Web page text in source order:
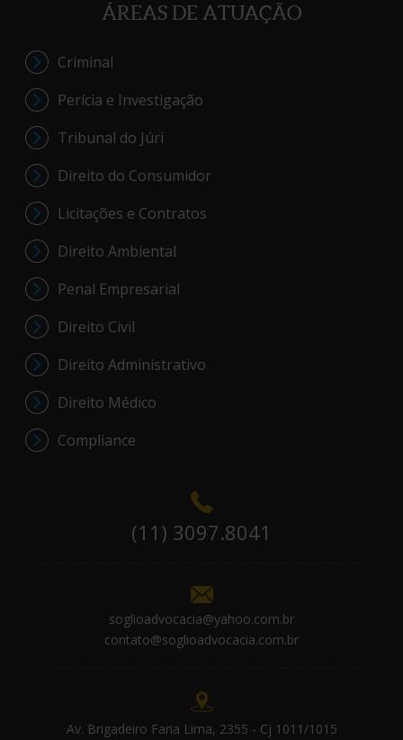
ÁREAS DE ATUAÇÃO
Criminal
Perícia e Investigação
Tribunal do Júri
Direito do Consumidor
Licitações e Contratos
Direito Ambiental
Penal Empresarial
Direito Civil
Direito Administrativo
Direito Médico
Compliance
(11) 3097.8041
soglioadvocacia@yahoo.com.br
contato@soglioadvocacia.com.br
Av. Brigadeiro Faria Lima, 2355 - Cj 1011/1015